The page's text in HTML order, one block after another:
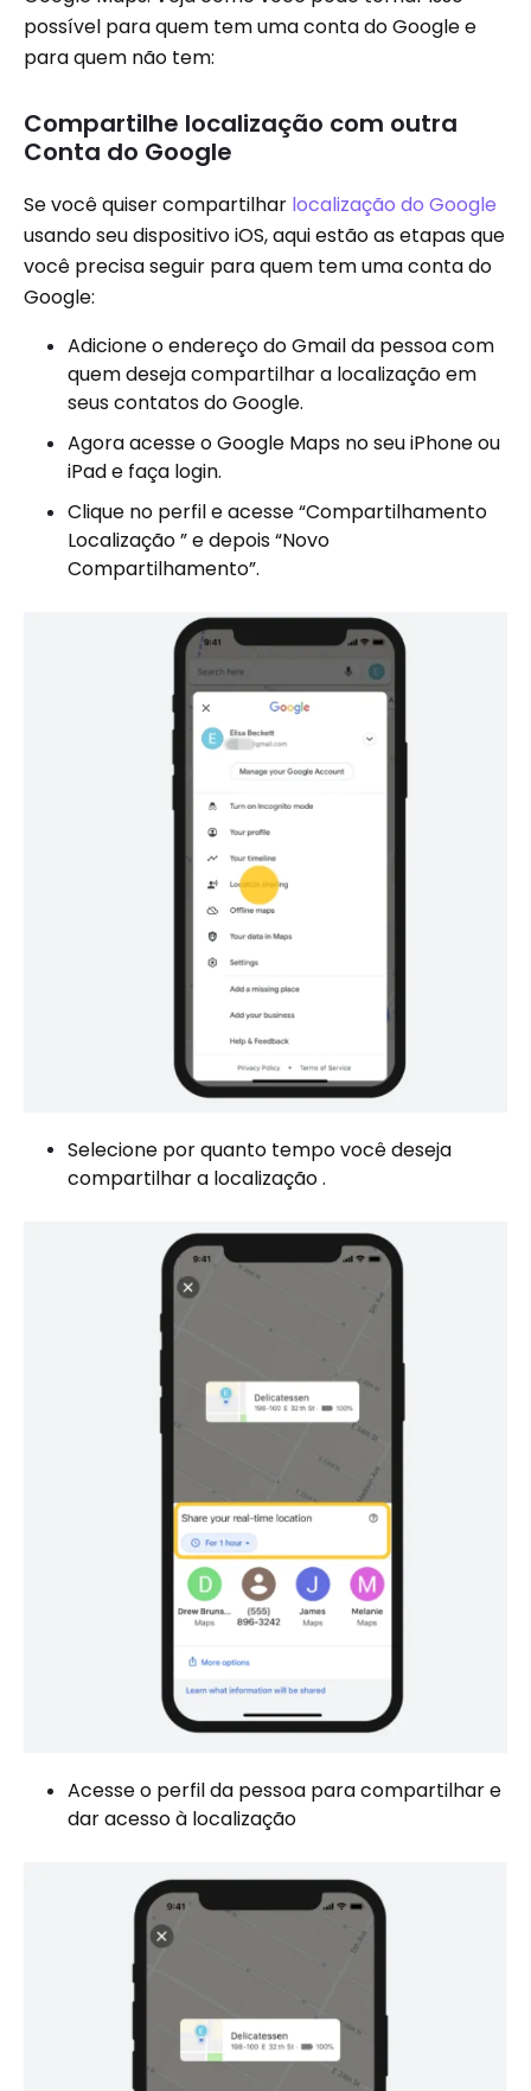
possível para quem tem uma conta do Google e
para quem não tem:
Compartilhe localização com outra
Conta do Google
Se você quiser compartilhar localização do Google
usando seu dispositivo iOS, aqui estão as etapas que
você precisa seguir para quem tem uma conta do
Google:
Adicione o endereço do Gmail da pessoa com
quem deseja compartilhar a localização em
seus contatos do Google.
Agora acesse o Google Maps no seu iPhone ou
iPad e faça login.
Clique no perfil e acesse “Compartilhamento
Localização ” e depois “Novo
Compartilhamento”.
Selecione por quanto tempo você deseja
compartilhar a localização .
Acesse o perfil da pessoa para compartilhar e
dar acesso à localização